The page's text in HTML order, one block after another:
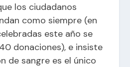
los ciudadanos
como siempre (en
este año se
donaciones), e insiste
de sangre es el único